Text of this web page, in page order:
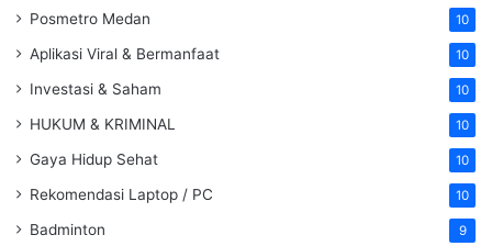
Posmetro Medan 10
Aplikasi Viral & Bermanfaat 10
Investasi & Saham 10
HUKUM & KRIMINAL 10
Gaya Hidup Sehat 10
Rekomendasi Laptop / PC 10
Badminton 9